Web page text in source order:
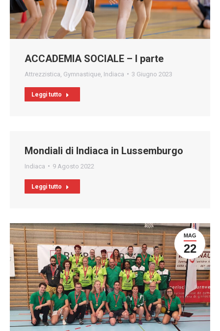
ACCADEMIA SOCIALE – I parte
Attrezzistica Gymnastique Indiaca 3 Giugno 2023
Leggi tutto
Mondiali di Indiaca in Lussemburgo
Indiaca 9 Agosto 2022
Leggi tutto
MAG
22